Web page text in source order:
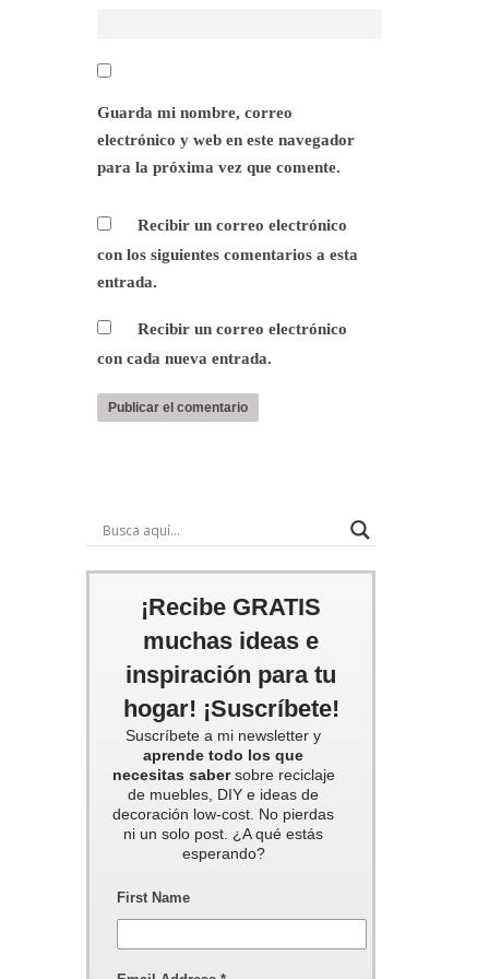
Guarda mi nombre, correo
electrónico y web en este navegador
para la próxima vez que comente.
Recibir un correo electrónico
con los siguientes comentarios a esta
entrada.
Recibir un correo electrónico
con cada nueva entrada.
¡Recibe GRATIS
muchas ideas e
inspiración para tu
hogar! ¡Suscríbete!
Suscríbete a mi newsletter y
aprende todo los que
necesitas sabersobre reciclaje
de muebles, DIY e ideas de
decoración low-cost. No pierdas
ni un solo post. ¿A qué estás
esperando?
First Name